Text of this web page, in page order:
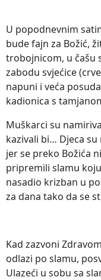
U popodnevnim
bude fajn za Božić,
trobojnicom, u čašu
zabodu svjećice
napuni i veća
kadionica s
Muškarci su
kazivali bi… Djeca
jer se preko Božića
pripremili slamu
nasadio krizban u
za dana tako da se
Kad zazvoni
odlazi po slamu,
Ulazeći u sobu sa